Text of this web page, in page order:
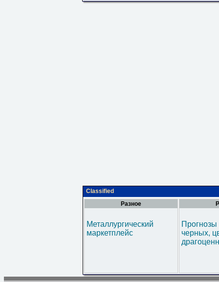
Classified
Разное
Металлургический
маркетплейс
черных,